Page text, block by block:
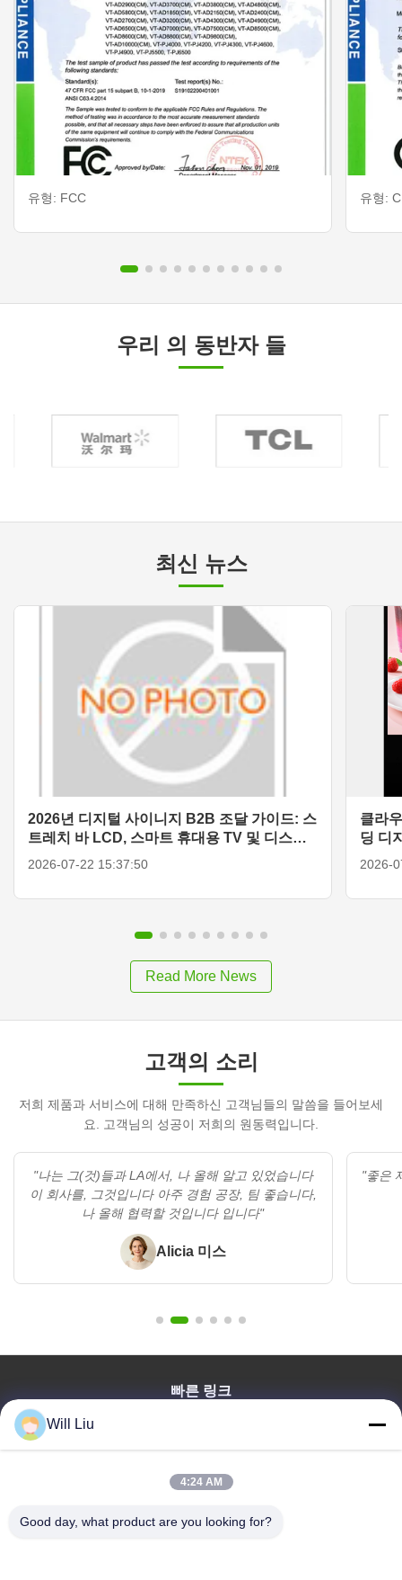
유형: FCC 유형:
우리 의 동반자 들
최신 뉴스
2026년 디지털 사이니지 B2B 조달 가이드: 스
트레치 바 LCD, 스마트 휴대용 TV 및 디스플
레이 솔루션
2026-07-22 15:37:50
클라
딩 디
2026-
Read More News
고객의 소리
저희 제품과 서비스에 대해 만족하신 고객님들의 말씀을 들어보세
요. 고객님의 성공이 저희의 원동력입니다.
"나는 그(것)들과 LA에서, 나 올해 알고 있었습니다
이 회사를, 그것입니다 아주 경험 공장, 팀 좋습니다,
나 올해 협력할 것입니다 입니다"
Alicia 미스
"좋은
빠른 링크
제품
비디오
블로그
Will Liu
4:24 AM
Good day, what product are you looking for?